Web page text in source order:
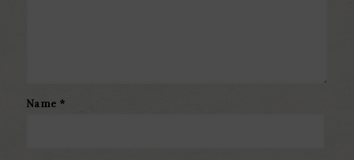
Name *